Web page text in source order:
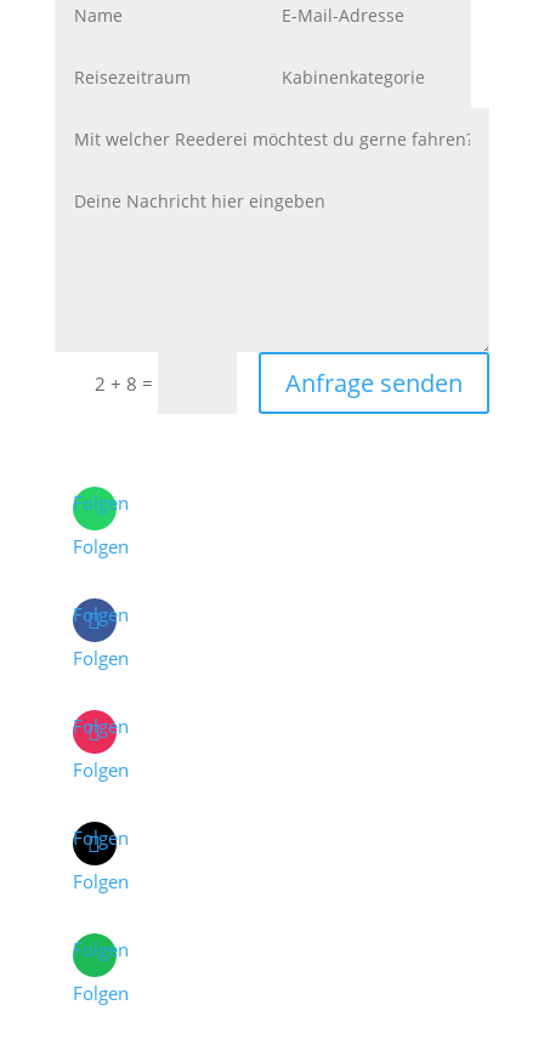
2 + 8 = Anfrage senden
Folgen
Folgen
Folgen
Folgen
Folgen
Folgen
Folgen
Folgen
Folgen
Folgen